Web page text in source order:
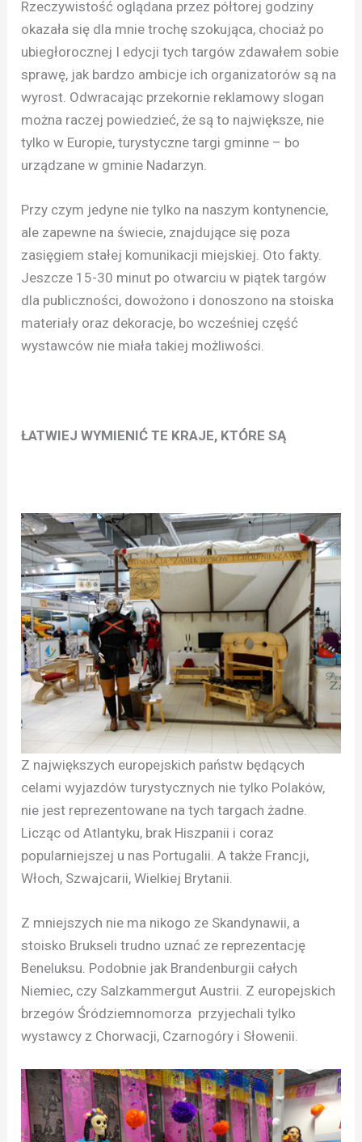
Rzeczywistość oglądana przez półtorej godziny
okazała się dla mnie trochę szokująca, chociaż po
ubiegłorocznej I edycji tych targów zdawałem sobie
sprawę, jak bardzo ambicje ich organizatorów są na
wyrost. Odwracając przekornie reklamowy slogan
można raczej powiedzieć, że są to największe, nie
tylko w Europie, turystyczne targi gminne – bo
urządzane w gminie Nadarzyn.
Przy czym jedyne nie tylko na naszym kontynencie,
ale zapewne na świecie, znajdujące się poza
zasięgiem stałej komunikacji miejskiej. Oto fakty.
Jeszcze 15-30 minut po otwarciu w piątek targów
dla publiczności, dowożono i donoszono na stoiska
materiały oraz dekoracje, bo wcześniej część
wystawców nie miała takiej możliwości.
ŁATWIEJ WYMIENIĆ TE KRAJE, KTÓRE SĄ
Z największych europejskich państw będących
celami wyjazdów turystycznych nie tylko Polaków,
nie jest reprezentowane na tych targach żadne.
Licząc od Atlantyku, brak Hiszpanii i coraz
popularniejszej u nas Portugalii. A także Francji,
Włoch, Szwajcarii, Wielkiej Brytanii.
Z mniejszych nie ma nikogo ze Skandynawii, a
stoisko Brukseli trudno uznać ze reprezentację
Beneluksu. Podobnie jak Brandenburgii całych
Niemiec, czy Salzkammergut Austrii. Z europejskich
brzegów Śródziemnomorza przyjechali tylko
wystawcy z Chorwacji, Czarnogóry i Słowenii.